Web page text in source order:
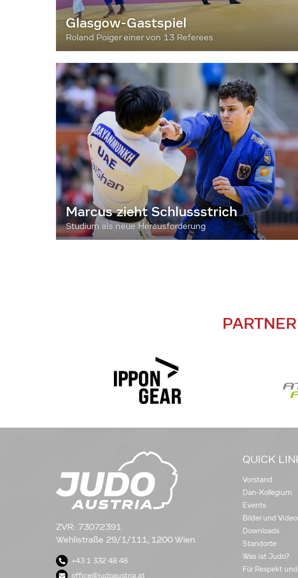
Glasgow-Gastspiel
Roland Poiger einer von 13 Referees
Marcus zieht Schlussstrich
Studium als neue Herausforderung
ZVR: 73072391
Wehlistraße 29/1/111, 1200 Wien
+43 1 332 48 48
office@judoaustria.at
QUICK
Vorstand
Dan-Kollegium
Events
Bilder und
Downloads
Standorte
Was ist Judo?
Für Respekt